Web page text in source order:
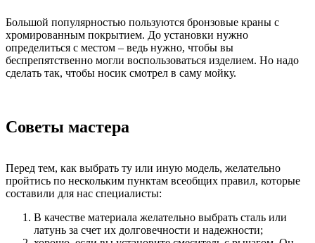
Большой популярностью пользуются бронзовые краны с
хромированным покрытием. До установки нужно
определиться с местом – ведь нужно, чтобы вы
беспрепятственно могли воспользоваться изделием. Но надо
сделать так, чтобы носик смотрел в саму мойку.
Советы мастера
Перед тем, как выбрать ту или иную модель, желательно
пройтись по нескольким пунктам всеобщих правил, которые
составили для нас специалисты:
В качестве материала желательно выбрать сталь или
латунь за счет их долговечности и надежности;